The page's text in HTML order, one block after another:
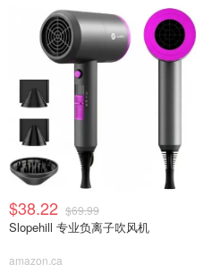
$38.22 $69.99
Slopehill 专业负离子吹风机
amazon.ca